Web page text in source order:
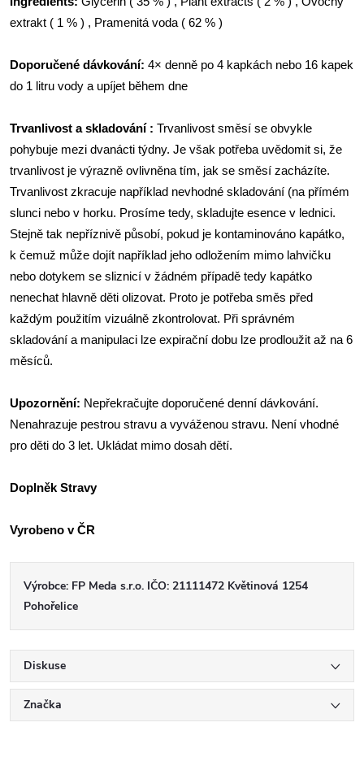
extrakt ( 1 % ) , Pramenitá voda ( 62 % )
Doporučené dávkování: 4× denně po 4 kapkách nebo 16 kapek
do 1 litru vody a upíjet během dne
Trvanlivost a skladování : Trvanlivost směsí se obvykle
pohybuje mezi dvanácti týdny. Je však potřeba uvědomit si, že
trvanlivost je výrazně ovlivněna tím, jak se směsí zacházíte.
Trvanlivost zkracuje například nevhodné skladování (na přímém
slunci nebo v horku. Prosíme tedy, skladujte esence v lednici.
Stejně tak nepříznivě působí, pokud je kontaminováno kapátko,
k čemuž může dojít například jeho odložením mimo lahvičku
nebo dotykem se sliznicí v žádném případě tedy kapátko
nenechat hlavně děti olizovat. Proto je potřeba směs před
každým použitím vizuálně zkontrolovat. Při správném
skladování a manipulaci lze expirační dobu lze prodloužit až na 6
měsíců.
Upozornění: Nepřekračujte doporučené denní dávkování.
Nenahrazuje pestrou stravu a vyváženou stravu. Není vhodné
pro děti do 3 let. Ukládat mimo dosah dětí.
Doplněk Stravy
Vyrobeno v ČR
Výrobce: FP Meda s.r.o. IČO: 21111472 Květinová 1254
Pohořelice
Diskuse
Značka